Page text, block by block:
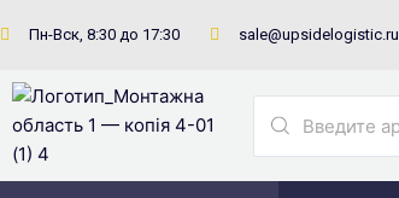
к
Пн-Вск, 8:30 до 17:30 sale@upsidelogistic.ru